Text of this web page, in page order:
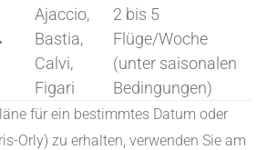
Ajaccio,
Bastia,
Calvi,
Figari
2 bis 5
Flüge/Woche
(unter saisonalen
Bedingungen)
für ein bestimmtes Datum oder
Orly) zu erhalten, verwenden Sie am